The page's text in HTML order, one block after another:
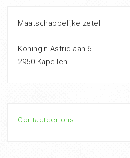
Maatschappelijke zetel
Koningin Astridlaan 6
2950 Kapellen
Contacteer ons